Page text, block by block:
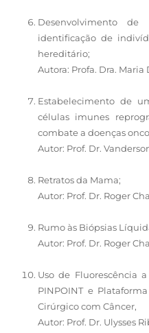
Desenvolvimento de
identificação de
hereditário;
Autora: Profa. Dra. Maria
Estabelecimento de
células imunes
combate a doenças
Autor: Prof. Dr.
Retratos da Mama;
Autor: Prof. Dr. Roger
Rumo às Biópsias
Autor: Prof. Dr. Roger
Uso de Fluorescência
PINPOINT e
Cirúrgico com Câncer,
Autor: Prof. Dr. Ulysses